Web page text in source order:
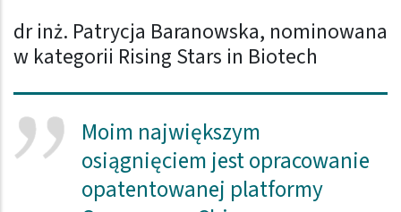
dr inż. Patrycja Baranowska, nominowana
w kategorii Rising Stars in Biotech
Moim największym
osiągnięciem jest opracowanie
opatentowanej platformy